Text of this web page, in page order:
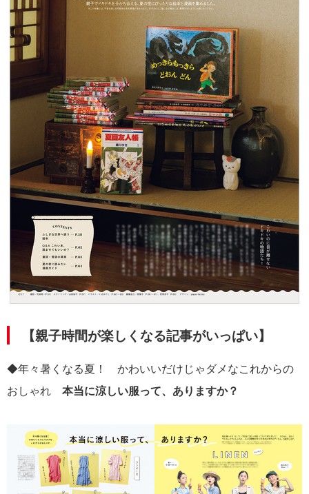
【親子時間が楽しくなる記事がいっぱい】
◆年々暑くなる夏！ かわいいだけじゃダメなこれからの
おしゃれ 本当に涼しい服って、ありますか？